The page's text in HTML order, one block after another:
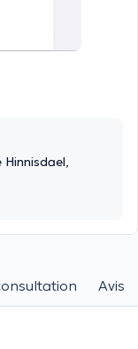
Hinnisdael,
Avis